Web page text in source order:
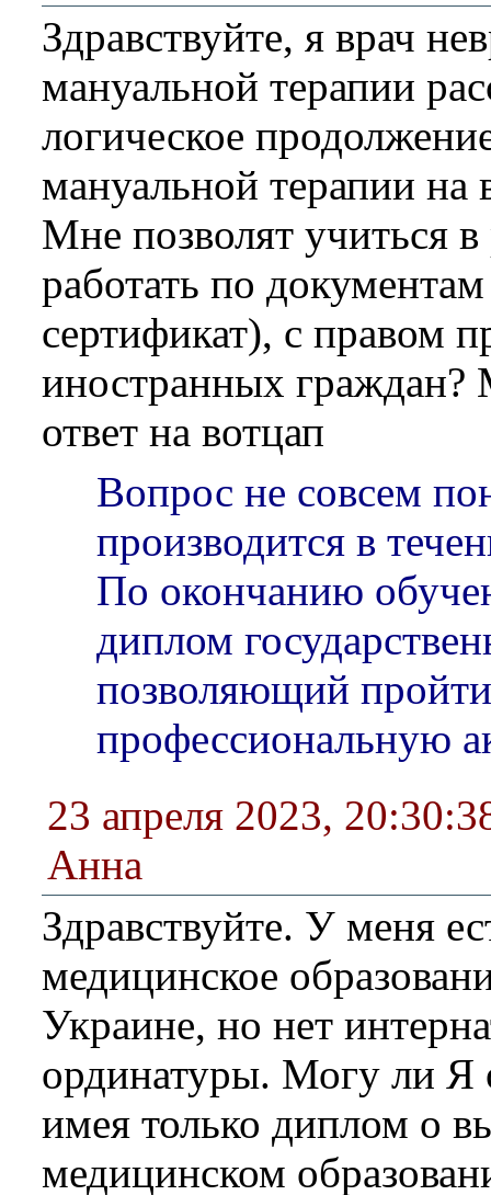
Здравствуйте, я врач
мануальной терапии
логическое
мануальной терапии на
Мне позволят учиться в
работать по
сертификат), с правом
иностранных граждан?
ответ на вотцап
Вопрос не совсем
производится в
По окончанию
диплом
позволяющий пройти
профессиональную
23 апреля 2023,
Анна
Здравствуйте. У меня
медицинское
Украине, но нет
ординатуры. Могу ли Я
имея только диплом о
медицинском